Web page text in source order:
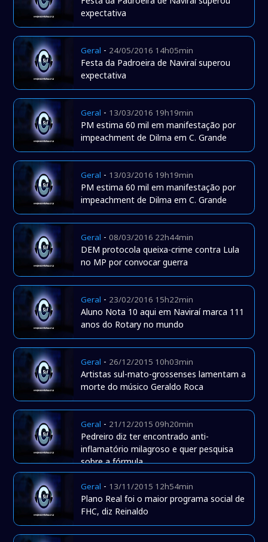
expectativa
Geral - 24/05/2016 14h05min
Festa da Padroeira de Naviraí superou
expectativa
Geral - 13/03/2016 19h19min
PM estima 60 mil em manifestação por
impeachment de Dilma em C. Grande
Geral - 13/03/2016 19h19min
PM estima 60 mil em manifestação por
impeachment de Dilma em C. Grande
Geral -08/03/2016 22h44min
DEM protocola queixa-crime contra Lula
no MP por convocar guerra
Geral - 23/02/2016 15h22min
Aluno Nota 10 aqui em Naviraí marca 111
anos do Rotary no mundo
Geral - 26/12/2015 10h03min
Artistas sul-mato-grossenses lamentam a
morte do músico Geraldo Roca
Geral - 21/12/2015 09h20min
Pedreiro diz ter encontrado anti-
inflamatório milagroso e quer pesquisa
sobre a fórmula
Geral - 13/11/2015 12h54min
Plano Real foi o maior programa social de
FHC, diz Reinaldo